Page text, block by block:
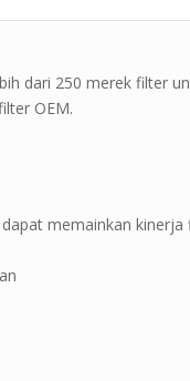
dari 250 merek filter
OEM.
memainkan